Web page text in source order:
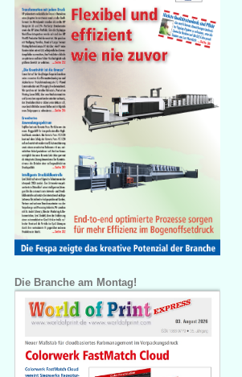
Die Branche am Montag!